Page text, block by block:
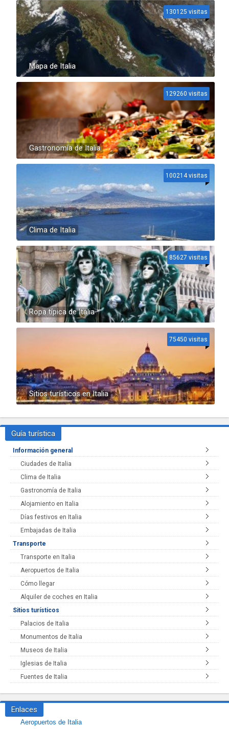
Mapa de Italia
130125 visitas
Gastronomía de Italia
129260 visitas
Clima de Italia
100214 visitas
Ropa típica de Italia
85627 visitas
Sitios turísticos en Italia
75450 visitas
Guía turística
Información general
Ciudades de Italia
Clima de Italia
Gastronomía de Italia
Alojamiento en Italia
Días festivos en Italia
Embajadas de Italia
Transporte
Transporte en Italia
Aeropuertos de Italia
Cómo llegar
Alquiler de coches en Italia
Sitios turísticos
Palacios de Italia
Monumentos de Italia
Museos de Italia
Iglesias de Italia
Fuentes de Italia
Enlaces
Aeropuertos de Italia